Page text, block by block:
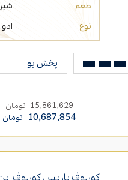
طعم
نوع
پخش بو
15,861,629 تومان
10,687,854 تومان